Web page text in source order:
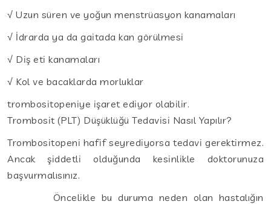
√ Uzun süren ve yoğun menstrüasyon kanamaları
√ İdrarda ya da gaitada kan görülmesi
√ Diş eti kanamaları
√ Kol ve bacaklarda morluklar
trombositopeniye işaret ediyor olabilir.
Trombosit (PLT) Düşüklüğü Tedavisi Nasıl Yapılır?
Trombositopeni hafif seyrediyorsa tedavi gerektirmez.
Ancak şiddetli olduğunda kesinlikle doktorunuza
başvurmalısınız.
Öncelikle bu duruma neden olan hastalığın